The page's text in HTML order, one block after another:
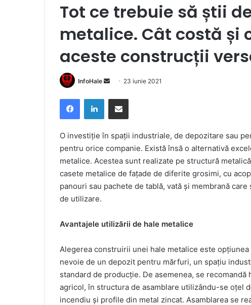
Tot ce trebuie să știi
metalice. Cât costă și
aceste construcții
InfoHale
Send
email
23 iunie 2021
FacebookLinkedInShare via Email
O investiție în spații industriale, de depozitare sau
pentru orice companie. Există însă o alternativă
metalice. Acestea sunt realizate pe structură
casete metalice de fațade de diferite grosimi, cu
panouri sau pachete de tablă, vată și membrană
de utilizare.
Avantajele utilizării de hale metalice
Alegerea construirii unei hale metalice este
nevoie de un depozit pentru mărfuri, un spațiu
standard de producție. De asemenea, se
agricol, în structura de asamblare utilizându-se oțel
incendiu și profile din metal zincat. Asamblarea se